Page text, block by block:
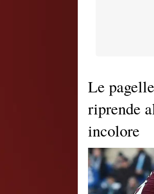
Le
riprende
incolore